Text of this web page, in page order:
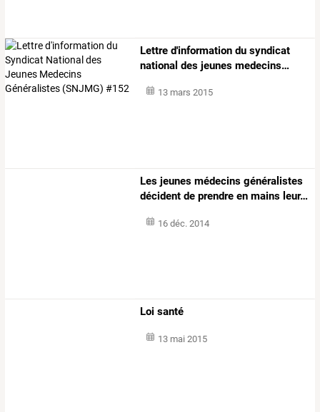
Lettre d'information du syndicat
national des jeunes medecins…
13 mars 2015
Les jeunes médecins généralistes
décident de prendre en mains leur…
16 déc. 2014
Loi santé
13 mai 2015